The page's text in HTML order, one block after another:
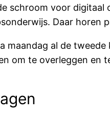
schroom voor digitaal
Daar horen
maandag al de
om te overleggen en